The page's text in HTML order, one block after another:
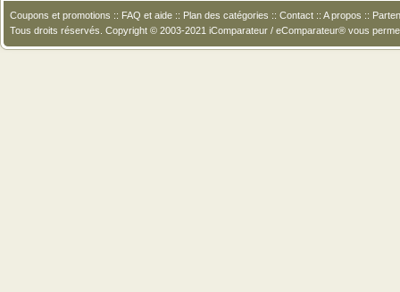
Coupons et promotions :: FAQ et aide :: Plan des catégories :: Contact :: A propos ::
Tous droits réservés. Copyright © 2003-2021 iComparateur / eComparateur® vous